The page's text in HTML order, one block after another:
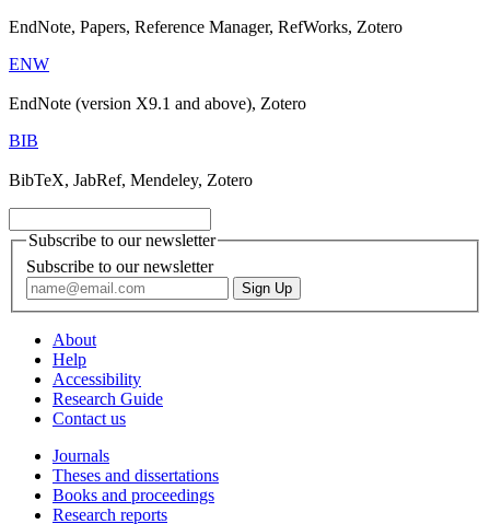
EndNote, Papers, Reference Manager, RefWorks, Zotero
ENW
EndNote (version X9.1 and above), Zotero
BIB
BibTeX, JabRef, Mendeley, Zotero
Subscribe to our newsletter
Subscribe to our newsletter
About
Help
Accessibility
Research Guide
Contact us
Journals
Theses and dissertations
Books and proceedings
Research reports